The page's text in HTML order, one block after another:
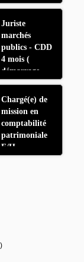
L18 F/H
Juriste
marchés
publics - CDD
4 mois (
démarrage
septembre)
F/H
Chargé(e) de
mission en
comptabilité
patrimoniale
F/H